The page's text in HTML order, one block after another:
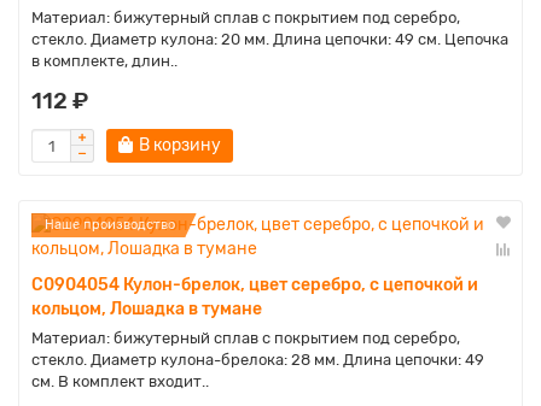
Материал: бижутерный сплав с покрытием под серебро,
стекло. Диаметр кулона: 20 мм. Длина цепочки: 49 см. Цепочка
в комплекте, длин..
112 ₽
В корзину
Наше производство
C0904054 Кулон-брелок, цвет серебро, с цепочкой и
кольцом, Лошадка в тумане
Материал: бижутерный сплав с покрытием под серебро,
стекло. Диаметр кулона-брелока: 28 мм. Длина цепочки: 49
см. В комплект входит..